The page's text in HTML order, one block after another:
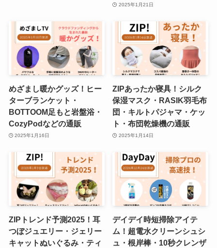
2025年1月21日
めざまし暖かグッズ！ヒー
ターブランケット・
BOTTOOM足もと岩盤浴・
CozyPodなどの通販
2025年1月16日
ZIPあったか寝具！シルク
保湿マスク・RASIK羽毛布
団・キルトパジャマ・ケッ
ト・布団乾燥機の通販
2025年1月14日
ZIPトレンド予測2025！耳
つぼジュエリー・ジェリー
キャットぬいぐるみ・ティ
デイデイ時短掃除アイテ
ム！超電水クリーンシュシ
ュ・根岸棒・10秒クレンザ